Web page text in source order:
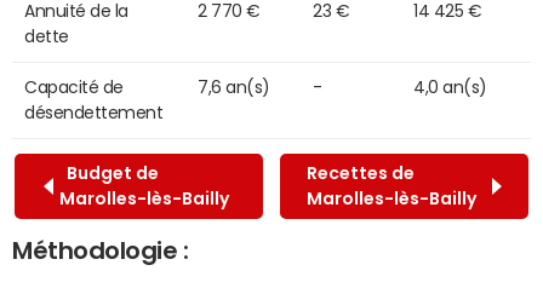
Annuité de la
dette
2 770 € 23 € 14 425 €
Capacité de
désendettement
7,6 an(s) - 4,0 an(s)
Budget de
Marolles-lès-Bailly
Recettes de
Marolles-lès-Bailly
Méthodologie :